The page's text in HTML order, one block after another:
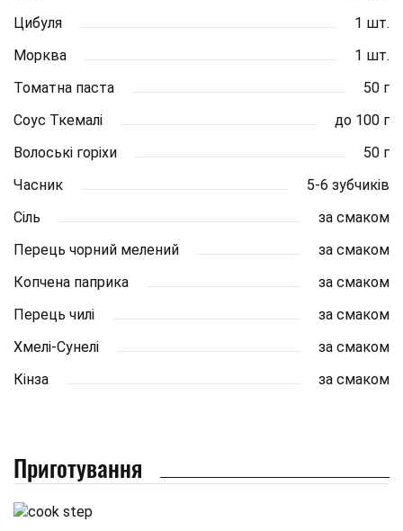
Цибуля
1 шт.
Морква
1 шт.
Томатна паста
50 г
Соус Ткемалі
до 100 г
Волоські горіхи
50 г
Часник
5-6 зубчиків
Сіль
за смаком
Перець чорний мелений
за смаком
Копчена паприка
за смаком
Перець чилі
за смаком
Хмелі-Сунелі
за смаком
Кінза
за смаком
Приготування